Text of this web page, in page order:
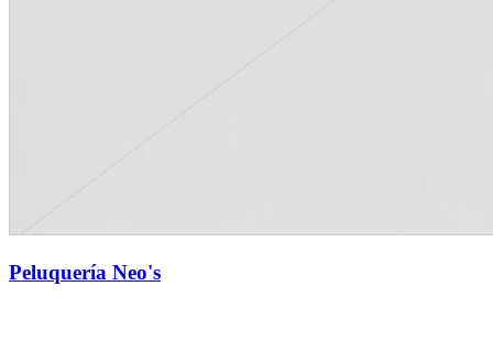
Peluquería Neo's